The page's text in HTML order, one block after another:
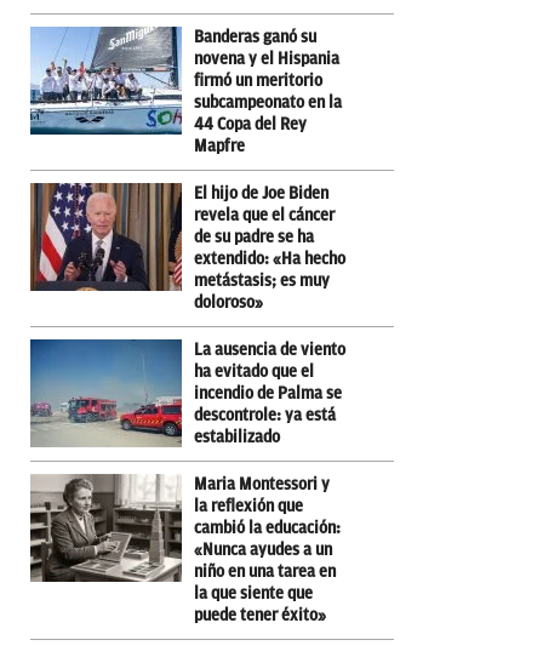
Banderas ganó su
novena y el Hispania
firmó un meritorio
subcampeonato en la
44 Copa del Rey
Mapfre
El hijo de Joe Biden
revela que el cáncer
de su padre se ha
extendido: «Ha hecho
metástasis; es muy
doloroso»
La ausencia de viento
ha evitado que el
incendio de Palma se
descontrole: ya está
estabilizado
Maria Montessori y
la reflexión que
cambió la educación:
«Nunca ayudes a un
niño en una tarea en
la que siente que
puede tener éxito»